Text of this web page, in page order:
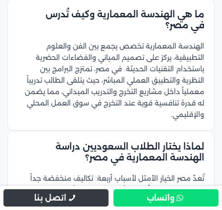
ما هي الهندسة المعمارية وكيف تُدرس
في مصر؟
الهندسة المعمارية تخصص يجمع بين الفن والعلوم
التطبيقية، يركز على تصميم المباني والفضاءات الحضرية
باستخدام التقنيات الحديثة. في مصر، تمتزج البرامج بين
النظرية والتطبيق العملي المباشر، حيث يتلقى الطالب تدريباً
معملياً داخل مشاريع التخرج والتدريب الميداني، مما يضمن
له قدرة تنافسية قوية عند التخرج في سوق العمل المحلي
والإقليمي.
لماذا يختار الطلاب السعوديين دراسة
الهندسة المعمارية في مصر؟
تُعدّ مصر الخيار الأمثل لأسباب أربعة: تكاليف منخفضة جداً
(5,000 دولار سنوياً مقابل أضعاف هذا في أوروبا)، جامعات
مصنّفة دولياً بشهادات معترف بها بالسعودية والخليج، بيئة
واتساب اتصل بنا